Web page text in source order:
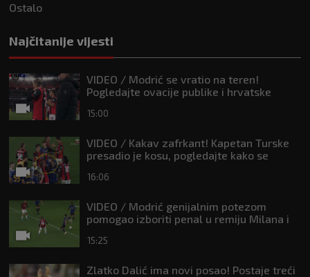
Ostalo
Najčitanije vijesti
VIDEO / Modrić se vratio na teren!
Pogledajte ovacije publike i hrvatske
15:00
VIDEO / Kakav zafrkant! Kapetan Turske
presadio je kosu, pogledajte kako se
16:06
VIDEO / Modrić genijalnim potezom
pomogao izboriti penal u remiju Milana i
15:25
Zlatko Dalić ima novi posao! Postaje treći